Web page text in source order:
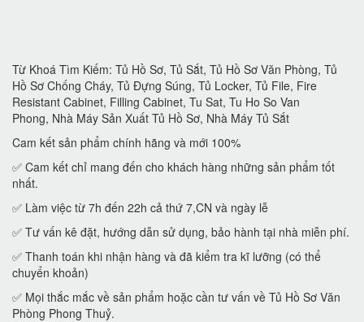
Từ Khoá Tìm Kiếm: Tủ Hồ Sơ, Tủ Sắt, Tủ Hồ Sơ Văn Phòng, Tủ
Hồ Sơ Chống Cháy, Tủ Đựng Súng, Tủ Locker, Tủ File, Fire
Resistant Cabinet, Filling Cabinet, Tu Sat, Tu Ho So Van
Phong, Nhà Máy Sản Xuất Tủ Hồ Sơ, Nhà Máy Tủ Sắt
Cam kết sản phẩm chính hãng và mới 100%
✅ Cam kết chỉ mang đến cho khách hàng những sản phẩm tốt
nhất.
✅ Làm việc từ 7h đến 22h cả thứ 7,CN và ngày lễ
✅ Tư vấn kê đặt, hướng dẫn sử dụng, bảo hành tại nhà miễn phí.
✅ Thanh toán khi nhận hàng và đã kiểm tra kĩ lưỡng (có thể
chuyển khoản)
✅ Mọi thắc mắc về sản phẩm hoặc cần tư vấn về Tủ Hồ Sơ Văn
Phòng Phong Thuỷ.